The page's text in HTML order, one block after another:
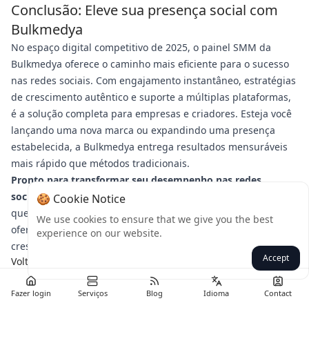
Fazer login Serviços Blog Idioma Contact
Conclusão: Eleve sua presença social com
Bulkmedya
No espaço digital competitivo de 2025, o painel SMM da
Bulkmedya oferece o caminho mais eficiente para o sucesso
nas redes sociais. Com engajamento instantâneo, estratégias
de crescimento autêntico e suporte a múltiplas plataformas,
é a solução completa para empresas e criadores. Esteja você
lançando uma nova marca ou expandindo uma presença
estabelecida, a Bulkmedya entrega resultados mensuráveis
mais rápido que métodos tradicionais.
Pronto para transformar seu desempenho nas redes
sociais?Visite a Bulkmedya hoje e experimente a diferença
que um painel SMM premium pode fazer. Aproveite nossas
ofertas por tempo limitado para maximizar seu potencial de
crescimento.
Voltar
🍪 Cookie Notice
We use cookies to ensure that we give you the best
experience on our website.
Accept